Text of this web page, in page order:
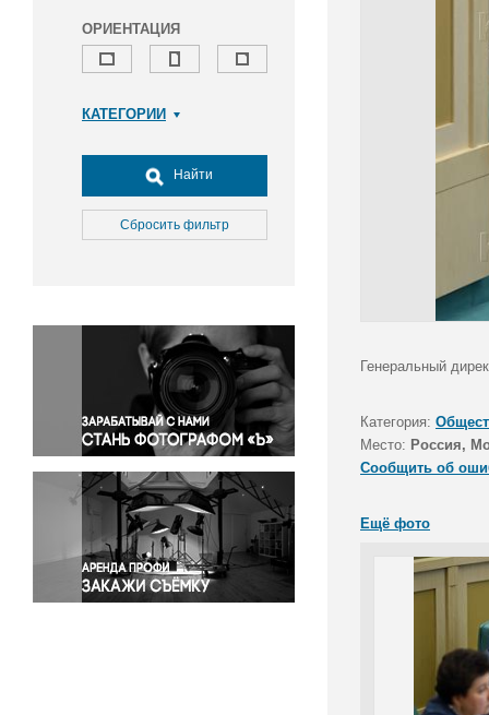
ОРИЕНТАЦИЯ
КАТЕГОРИИ
Досуг, туризм и отдых
Культура
Медицина
Окружающая среда
Политика
Правосудие
Происшествия и конфликты
Религия
Светская жизнь
Спорт
Экология
Экономика и бизнес
Найти
Сбросить фильтр
Генеральный
Категория:
Место: Россия,
Сообщить об
Ещё фото